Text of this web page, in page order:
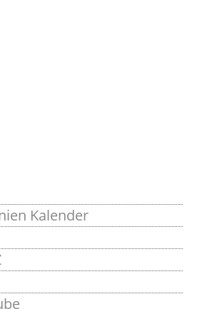
Kalender